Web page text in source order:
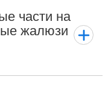
части на
жалюзи